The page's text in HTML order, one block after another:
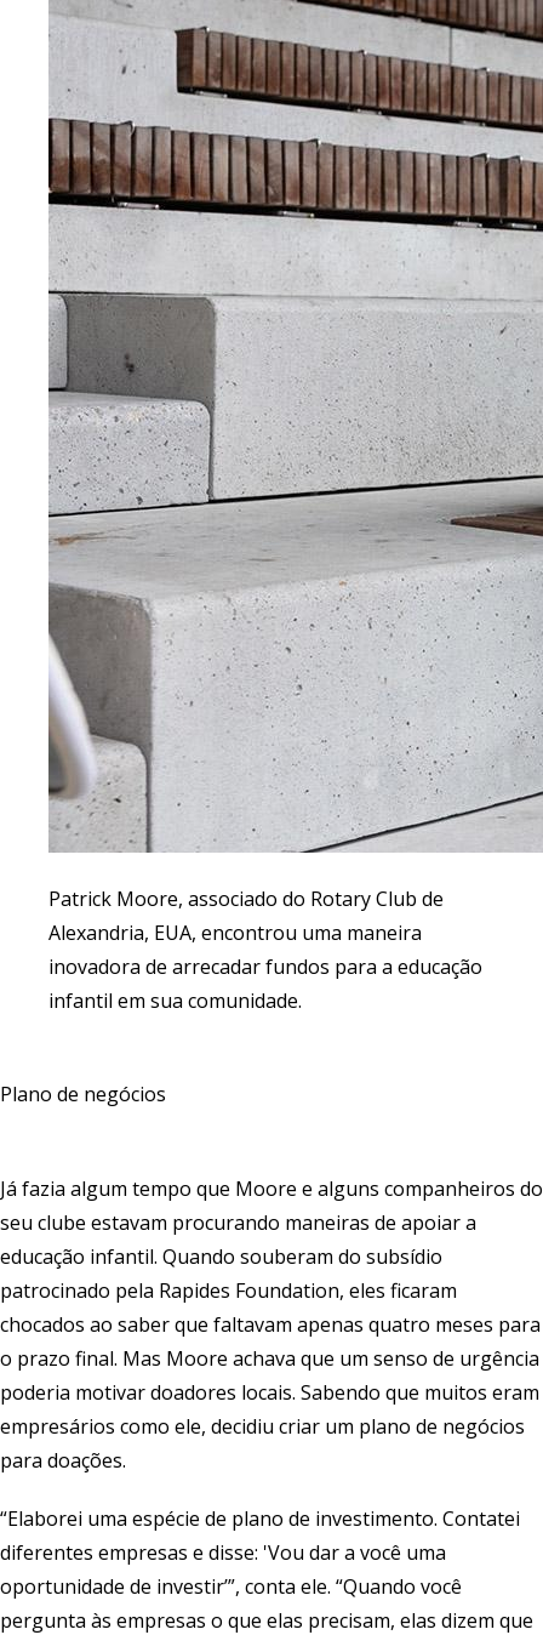
Patrick Moore, associado do Rotary Club de
Alexandria, EUA, encontrou uma maneira
inovadora de arrecadar fundos para a educação
infantil em sua comunidade.
Plano de negócios
Já fazia algum tempo que Moore e alguns companheiros do
seu clube estavam procurando maneiras de apoiar a
educação infantil. Quando souberam do subsídio
patrocinado pela Rapides Foundation, eles ficaram
chocados ao saber que faltavam apenas quatro meses para
o prazo final. Mas Moore achava que um senso de urgência
poderia motivar doadores locais. Sabendo que muitos eram
empresários como ele, decidiu criar um plano de negócios
para doações.
“Elaborei uma espécie de plano de investimento. Contatei
diferentes empresas e disse: 'Vou dar a você uma
oportunidade de investir’”, conta ele. “Quando você
pergunta às empresas o que elas precisam, elas dizem que